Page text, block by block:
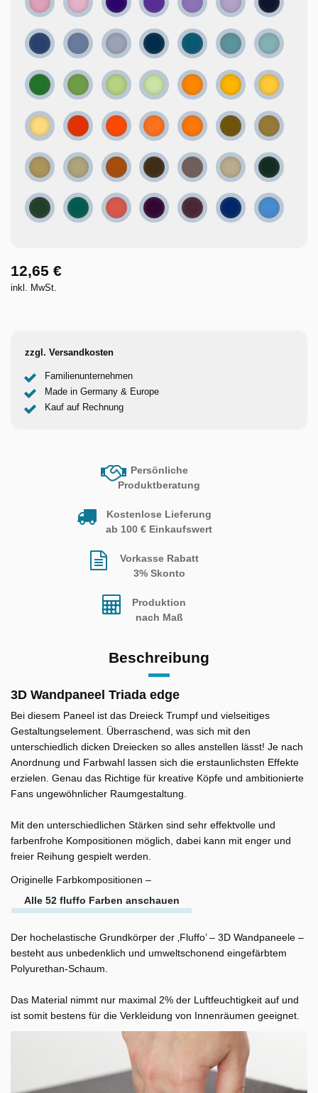
Pink lemonade
Peony Iris Crocus Perwinkle Lilac Denim
Blue macawAquamarineWinter skyNorth Sea Deep waterHawaiian Caribbean
Grassy Pear Peridot Green appleGolden Canola Lemon
Butter Curry Carrot Apricot Neon orange
Olive Fawn
Sand Oyster Rusty Chocolate Mocha Linen Pine green
Bottle greenEmerald Terra cottaPlum Merlot Cobalt French
12,65 €
inkl. MwSt.
zzgl. Versandkosten
Familienunternehmen
Made in Germany & Europe
Kauf auf Rechnung
Persönliche
Produktberatung
Kostenlose Lieferung
ab 100 € Einkaufswert
Vorkasse Rabatt
3% Skonto
Produktion
nach Maß
Beschreibung
3D Wandpaneel Triada edge
Bei diesem Paneel ist das Dreieck Trumpf und vielseitiges
Gestaltungselement. Überraschend, was sich mit den
unterschiedlich dicken Dreiecken so alles anstellen lässt! Je nach
Anordnung und Farbwahl lassen sich die erstaunlichsten Effekte
erzielen. Genau das Richtige für kreative Köpfe und ambitionierte
Fans ungewöhnlicher Raumgestaltung.
Mit den unterschiedlichen Stärken sind sehr effektvolle und
farbenfrohe Kompositionen möglich, dabei kann mit enger und
freier Reihung gespielt werden.
Originelle Farbkompositionen –
Alle 52 fluffo Farben anschauen
Der hochelastische Grundkörper der ‚Fluffo’ – 3D Wandpaneele –
besteht aus unbedenklich und umweltschonend eingefärbtem
Polyurethan-Schaum.
Das Material nimmt nur maximal 2% der Luftfeuchtigkeit auf und
ist somit bestens für die Verkleidung von Innenräumen geeignet.